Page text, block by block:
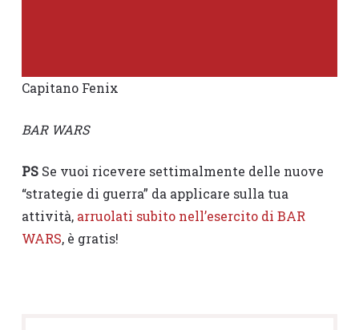
Capitano Fenix
BAR WARS
PSSe vuoi ricevere settimalmente delle nuove
“strategie di guerra” da applicare sulla tua
attività, arruolati subito nell’esercito di BAR
WARS, è gratis!